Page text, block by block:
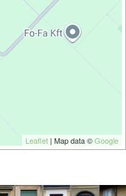
Leaflet | Map data ©Google